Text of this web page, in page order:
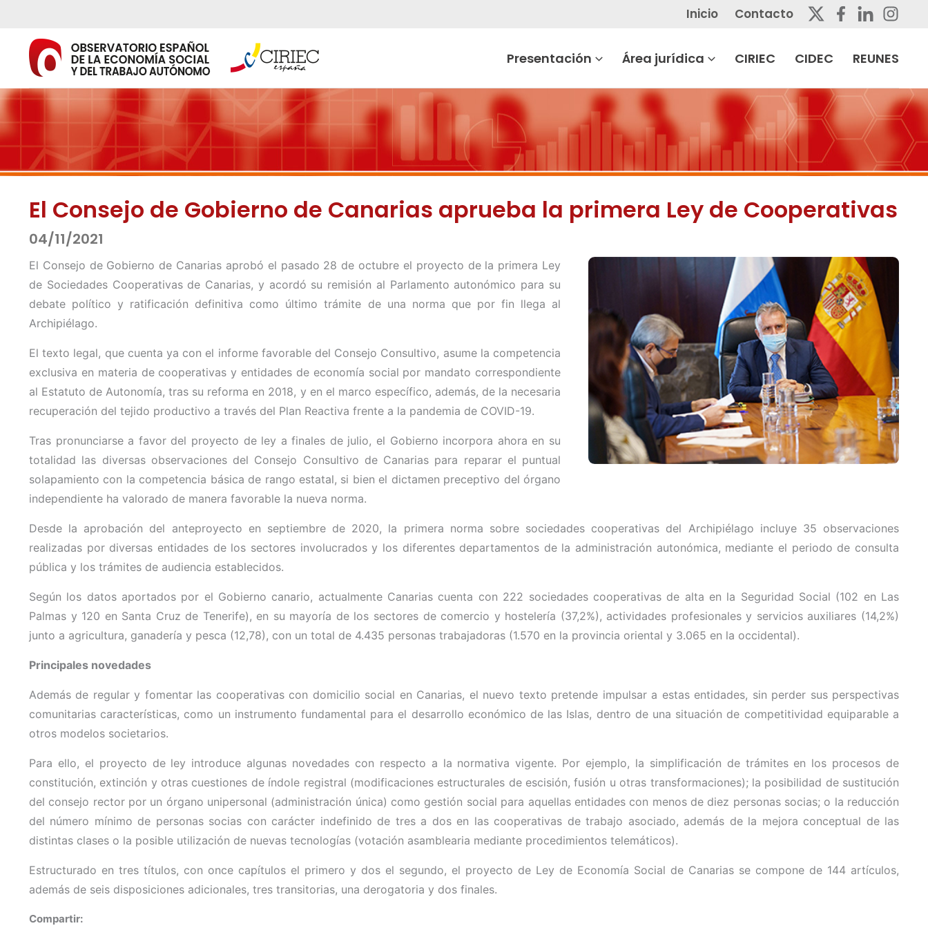
contenido
Inicio Contacto
Presentación Área jurídica CIRIEC CIDEC REUNES
El Consejo de Gobierno de Canarias aprueba la primera Ley de Cooperativas
04/11/2021
El Consejo de Gobierno de Canarias aprobó el pasado 28 de octubre el proyecto de la primera Ley
de Sociedades Cooperativas de Canarias, y acordó su remisión al Parlamento autonómico para su
debate político y ratificación definitiva como último trámite de una norma que por fin llega al
Archipiélago.
El texto legal, que cuenta ya con el informe favorable del Consejo Consultivo, asume la competencia
exclusiva en materia de cooperativas y entidades de economía social por mandato correspondiente
al Estatuto de Autonomía, tras su reforma en 2018, y en el marco específico, además, de la necesaria
recuperación del tejido productivo a través del Plan Reactiva frente a la pandemia de COVID-19.
Tras pronunciarse a favor del proyecto de ley a finales de julio, el Gobierno incorpora ahora en su
totalidad las diversas observaciones del Consejo Consultivo de Canarias para reparar el puntual
solapamiento con la competencia básica de rango estatal, si bien el dictamen preceptivo del órgano
independiente ha valorado de manera favorable la nueva norma.
Desde la aprobación del anteproyecto en septiembre de 2020, la primera norma sobre sociedades cooperativas del Archipiélago incluye 35 observaciones
realizadas por diversas entidades de los sectores involucrados y los diferentes departamentos de la administración autonómica, mediante el periodo de consulta
pública y los trámites de audiencia establecidos.
Según los datos aportados por el Gobierno canario, actualmente Canarias cuenta con 222 sociedades cooperativas de alta en la Seguridad Social (102 en Las
Palmas y 120 en Santa Cruz de Tenerife), en su mayoría de los sectores de comercio y hostelería (37,2%), actividades profesionales y servicios auxiliares (14,2%)
junto a agricultura, ganadería y pesca (12,78), con un total de 4.435 personas trabajadoras (1.570 en la provincia oriental y 3.065 en la occidental).
Principales novedades
Además de regular y fomentar las cooperativas con domicilio social en Canarias, el nuevo texto pretende impulsar a estas entidades, sin perder sus perspectivas
comunitarias características, como un instrumento fundamental para el desarrollo económico de las Islas, dentro de una situación de competitividad equiparable a
otros modelos societarios.
Para ello, el proyecto de ley introduce algunas novedades con respecto a la normativa vigente. Por ejemplo, la simplificación de trámites en los procesos de
constitución, extinción y otras cuestiones de índole registral (modificaciones estructurales de escisión, fusión u otras transformaciones); la posibilidad de sustitución
del consejo rector por un órgano unipersonal (administración única) como gestión social para aquellas entidades con menos de diez personas socias; o la reducción
del número mínimo de personas socias con carácter indefinido de tres a dos en las cooperativas de trabajo asociado, además de la mejora conceptual de las
distintas clases o la posible utilización de nuevas tecnologías (votación asamblearia mediante procedimientos telemáticos).
Estructurado en tres títulos, con once capítulos el primero y dos el segundo, el proyecto de Ley de Economía Social de Canarias se compone de 144 artículos,
además de seis disposiciones adicionales, tres transitorias, una derogatoria y dos finales.
Compartir: